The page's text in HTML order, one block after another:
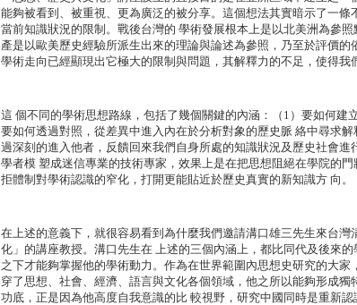
能夠被看到、被重視、更為廣泛的被分享。這個想法其實暗示了一
當前知識狀況的限制。戰後台灣的 學術發展根本上是以北美洲為參
產是以歐美歷史經驗所派生出來的理論與論述為參照，乃至於評價的
學術走向已經顯現出它極大的限制與問題，其解釋力的不足，使得我
這 個不同的學術思想路線，包括了幾個關鍵的內涵：（1）要如何建
要如何透過對照，從差異中進入內在於分析對象的歷史脈 絡中尋求
過深刻的進入他者，反饋回來我們自身所處的知識狀況及歷史社會
學者模 塑成迷信專業的技術專家，效果上是在把思想阻絕在學院的
拒體制對學術認識的窄化，打開更能貼近於歷史真實的新知識方 向。
在上述的意義下，就很容易看到為什麼我們邀請溝口雄三先生來台灣
化」的講座教授。溝口先生在 上述的三個內涵上，都比同代及後來
之下才能夠掌握他的學術動力。作為在世界範圍內思想史研究的大
穿了思想、社會、經濟、語言與文化各個領域，他之所以能夠形成
功底，正是因為他高度自我意識的比 較視野，研究中國同時是重新